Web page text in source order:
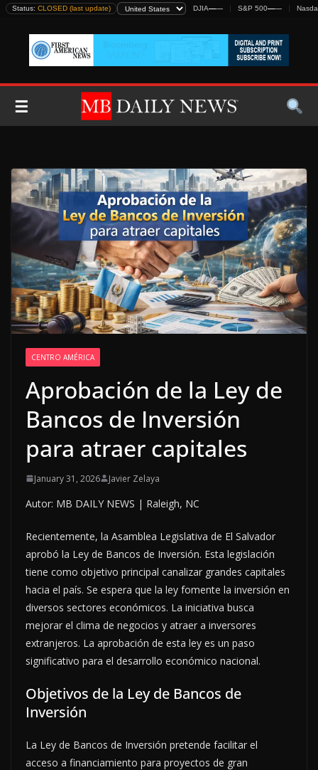
Skip
content
Status: CLOSED (last update) DJIA—— S&P 500——
☰
CENTRO AMÉRICA
Aprobación de la Ley de
Bancos de Inversión
para atraer capitales
January 31, 2026 Javier Zelaya
Autor: MB DAILY NEWS | Raleigh, NC
Recientemente, la Asamblea Legislativa de El Salvador
aprobó la Ley de Bancos de Inversión. Esta legislación
tiene como objetivo principal canalizar grandes capitales
hacia el país. Se espera que la ley fomente la inversión en
diversos sectores económicos. La iniciativa busca
mejorar el clima de negocios y atraer a inversores
extranjeros. La aprobación de esta ley es un paso
significativo para el desarrollo económico nacional.
Objetivos de la Ley de Bancos de
Inversión
La Ley de Bancos de Inversión pretende facilitar el
acceso a financiamiento para proyectos de gran